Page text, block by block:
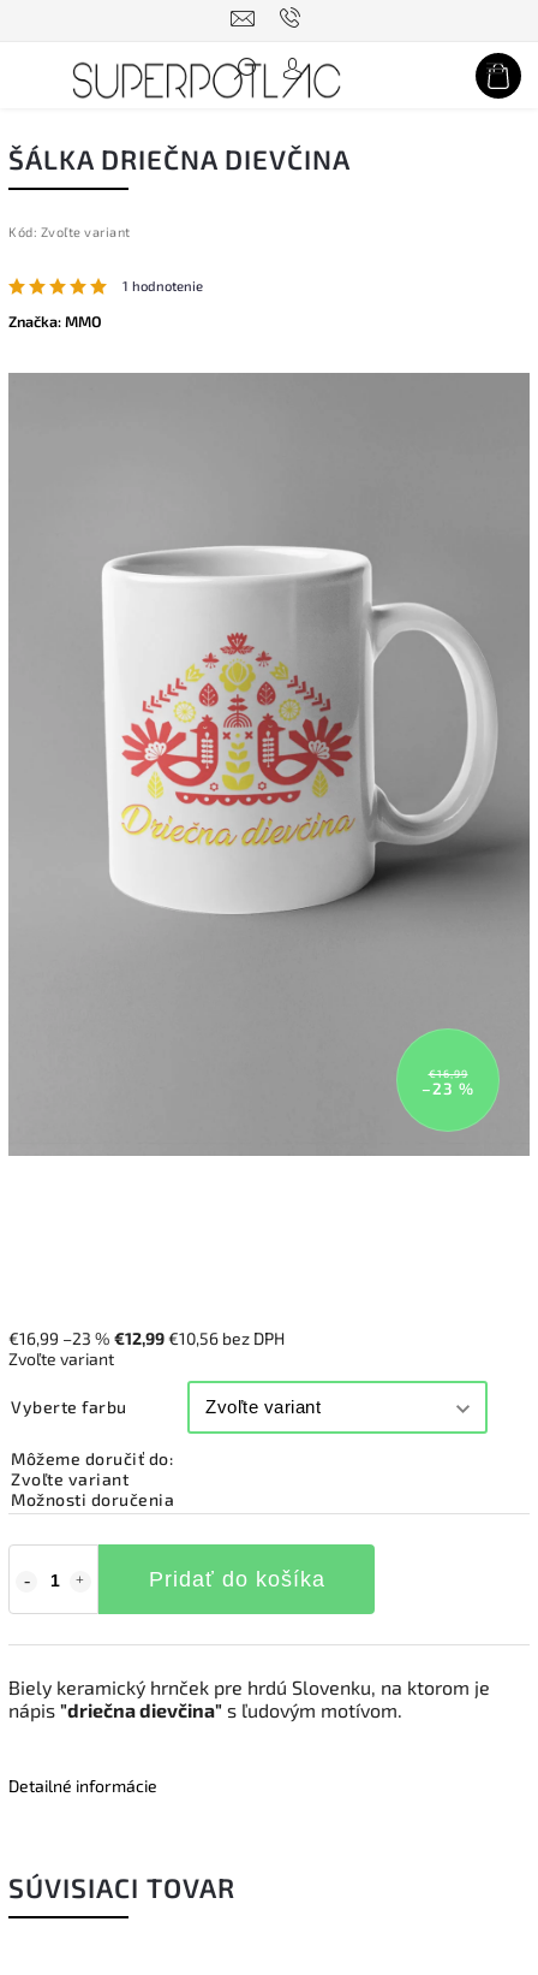
Hľadať
ŠÁLKA DRIEČNA DIEVČINA
Kód: Zvoľte variant
1 hodnotenie
Značka:MMO
€16,99
–23 %
€16,99 –23 % €12,99€10,56 bez DPH
Zvoľte variant
Vyberte farbu
Môžeme doručiť do:
Zvoľte variant
Možnosti doručenia
Pridať do košíka
Biely keramický hrnček pre hrdú Slovenku, na ktorom je
nápis "driečna dievčina" s ľudovým motívom.
Detailné informácie
SÚVISIACI TOVAR